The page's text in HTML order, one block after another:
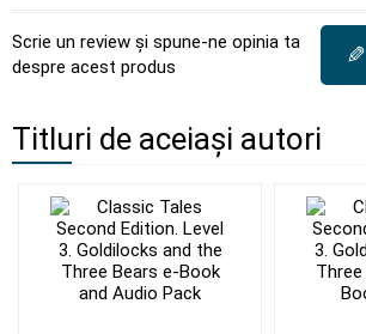
Scrie un review și spune-ne opinia ta
despre acest produs
✎
Titluri de aceiași autori